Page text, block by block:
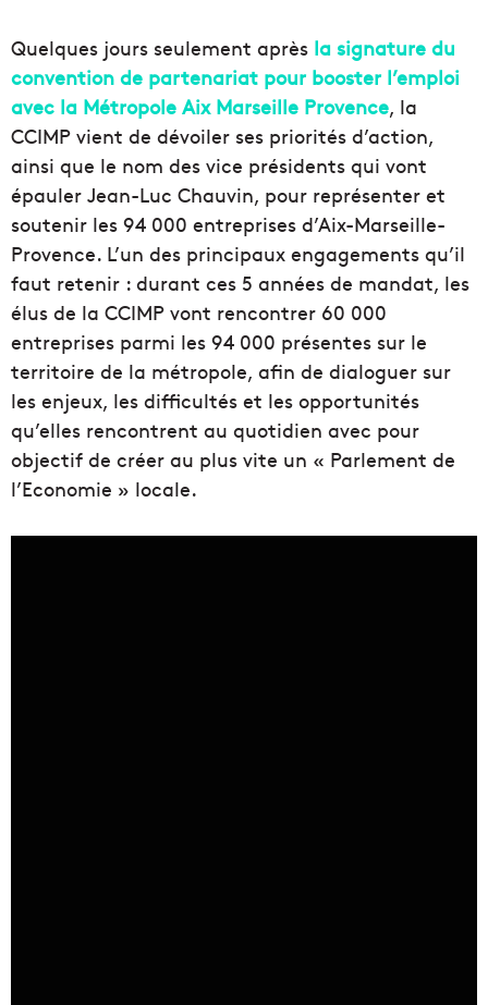
Quelques jours seulement après la signature du
convention de partenariat pour booster l’emploi
avec la Métropole Aix Marseille Provence, la
CCIMP vient de dévoiler ses priorités d’action,
ainsi que le nom des vice présidents qui vont
épauler Jean-Luc Chauvin, pour représenter et
soutenir les 94 000 entreprises d’Aix-Marseille-
Provence. L’un des principaux engagements qu’il
faut retenir : durant ces 5 années de mandat, les
élus de la CCIMP vont rencontrer 60 000
entreprises parmi les 94 000 présentes sur le
territoire de la métropole, afin de dialoguer sur
les enjeux, les difficultés et les opportunités
qu’elles rencontrent au quotidien avec pour
objectif de créer au plus vite un « Parlement de
l’Economie » locale.